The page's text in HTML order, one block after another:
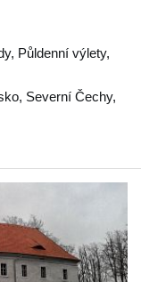
Půldenní výlety,
, Severní Čechy,